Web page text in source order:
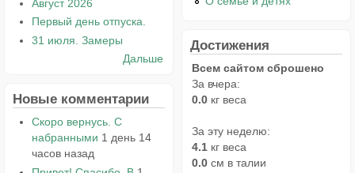
Август 2026
Первый день отпуска.
31 июля. Замеры
Дальше
Новые комментарии
Скоро вернусь. С
набранными 1 день 14
часов назад
Достижения
Всем сайтом сброшено
За вчера:
0.0 кг веса
За эту неделю:
4.1 кг веса
0.0 см в талии